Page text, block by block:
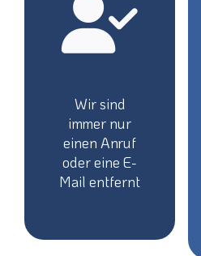
Wir sind
immer nur
einen Anruf
oder eine E-
Mail entfernt